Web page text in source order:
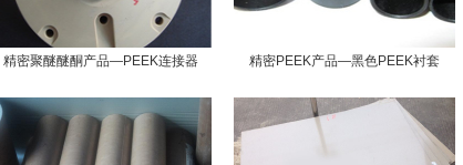
精密聚醚醚酮产品—PEEK连接器 精密PEEK产品—黑色PEEK衬套